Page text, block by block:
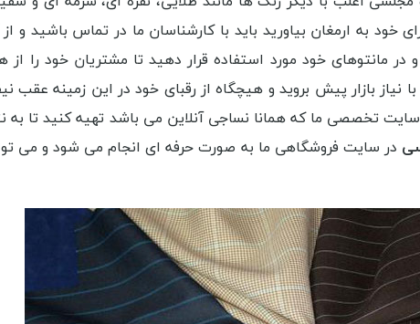
خود به ارمغان بیاورید باید با کارشناسان ما در تماس باشید
مانتوهای خود مورد استفاده قرار دهید تا مشتریان خود را از
بازار پیش بروید و هیچگاه از رقبای خود در این زمینه عقب
تخصصی ما که همانا نساجی آنلاین می باشد تهیه کنید تا به
در سایت فروشگاهی ما به صورت حرفه ای انجام می شود و می